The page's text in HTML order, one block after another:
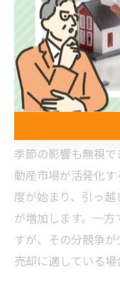
済が好調で金利が
く、不動産価格が
で、金利が上昇す
望者が減少するこ
にチェックするこ
ます。
季節の影響も無視
動産市場が活発化
度が始まり、引っ
が増加します。一
すが、その分競争
売却に適している場